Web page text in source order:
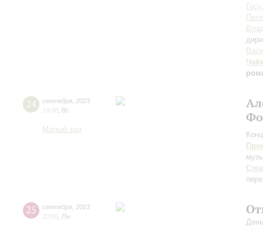
24 сентября 2023
19:00 Вс
Малый зал
25 сентября 2023
20:00 Пн